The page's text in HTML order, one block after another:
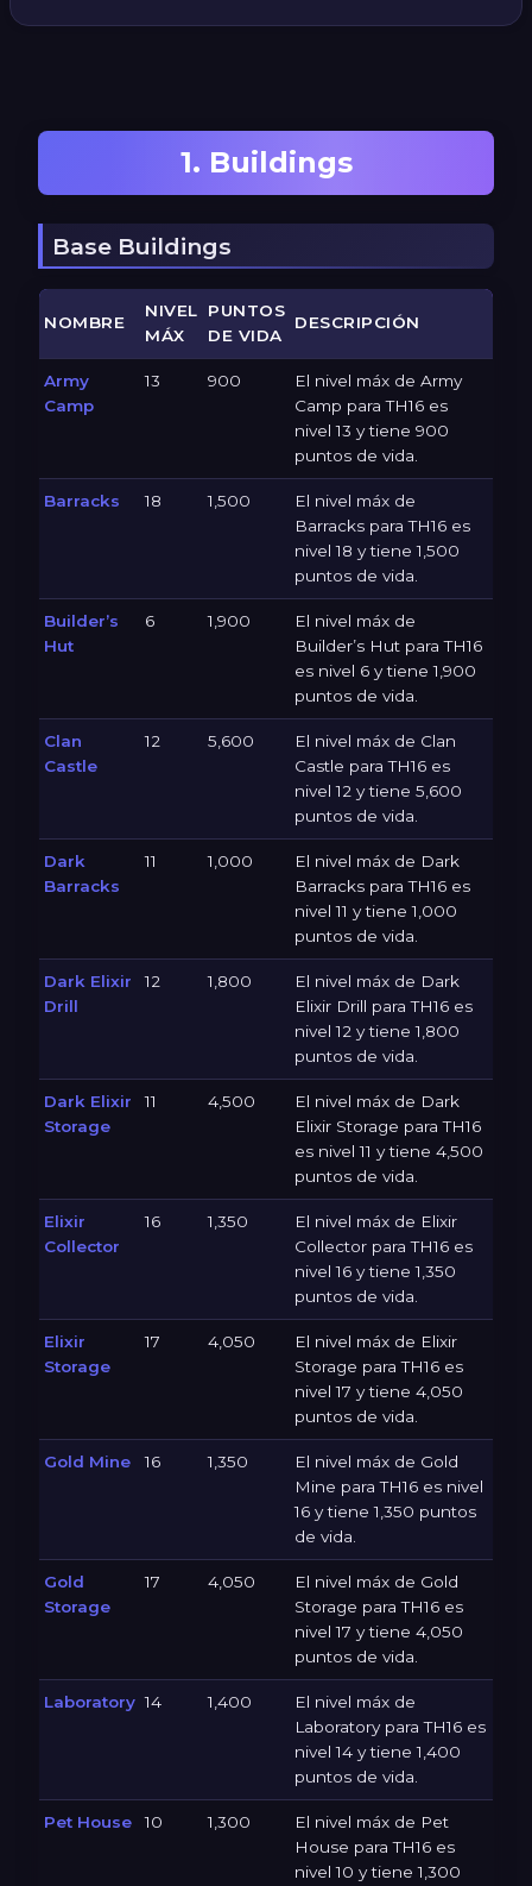
1. Buildings
Base Buildings
NOMBRE
NIVEL
MÁX
PUNTOS
DE VIDA
DESCRIPCIÓN
Army
Camp
13 900
El nivel máx de Army
Camp para TH16 es
nivel 13 y tiene 900
puntos de vida.
Barracks 18 1,500
El nivel máx de
Barracks para TH16 es
nivel 18 y tiene 1,500
puntos de vida.
Builder’s
Hut
6 1,900
El nivel máx de
Builder’s Hut para TH16
es nivel 6 y tiene 1,900
puntos de vida.
Clan
Castle
12 5,600
El nivel máx de Clan
Castle para TH16 es
nivel 12 y tiene 5,600
puntos de vida.
Dark
Barracks
11 1,000
El nivel máx de Dark
Barracks para TH16 es
nivel 11 y tiene 1,000
puntos de vida.
Dark Elixir
Drill
12 1,800
El nivel máx de Dark
Elixir Drill para TH16 es
nivel 12 y tiene 1,800
puntos de vida.
Dark Elixir
Storage
11 4,500
El nivel máx de Dark
Elixir Storage para TH16
es nivel 11 y tiene 4,500
puntos de vida.
Elixir
Collector
16 1,350
El nivel máx de Elixir
Collector para TH16 es
nivel 16 y tiene 1,350
puntos de vida.
Elixir
Storage
17 4,050
El nivel máx de Elixir
Storage para TH16 es
nivel 17 y tiene 4,050
puntos de vida.
Gold Mine 16 1,350
El nivel máx de Gold
Mine para TH16 es nivel
16 y tiene 1,350 puntos
de vida.
Gold
Storage
17 4,050
El nivel máx de Gold
Storage para TH16 es
nivel 17 y tiene 4,050
puntos de vida.
Laboratory 14 1,400
El nivel máx de
Laboratory para TH16 es
nivel 14 y tiene 1,400
puntos de vida.
Pet House 10 1,300
El nivel máx de Pet
House para TH16 es
nivel 10 y tiene 1,300